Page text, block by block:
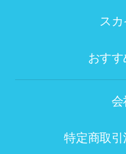
ス
おす
会
特定商取